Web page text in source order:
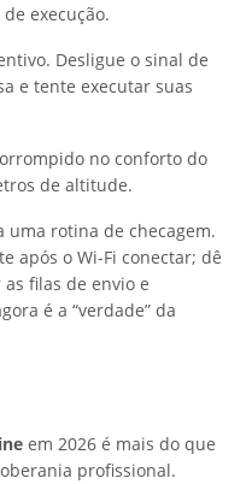
execução.
Desligue o sinal de
e tente executar suas
no conforto do
de altitude.
uma rotina de checagem.
após o Wi-Fi conectar; dê
filas de envio e
é a “verdade” da
em 2026 é mais do que
profissional.